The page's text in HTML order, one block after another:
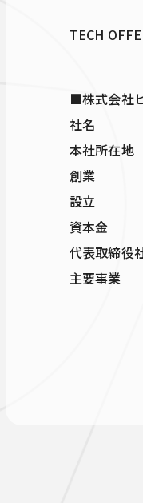
TECH
■株式会社
社名 ：
本社所在地
創業 ：
設立 ：
資本金
代表取締役
主要事業
（2）
（3）